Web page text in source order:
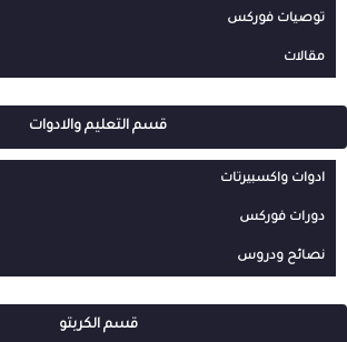
توصيات فوركس
مقالات
قسم التعليم والادوات
ادوات واكسبيرتات
دورات فوركس
نصائح ودروس
قسم الكربتو